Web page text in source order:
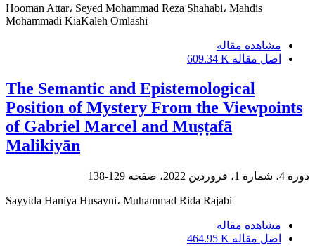
Hooman Attar، Seyed Mohammad Reza Shahabi، Mahdis
Mohammadi KiaKaleh Omlashi
مشاهده مقاله
اصل مقاله 609.34 K
The Semantic and Epistemological
Position of Mystery From the Viewpoints
of Gabriel Marcel and Muṣṭafā
Malikiyān
دوره 4، شماره 1، فروردین 2022، صفحه 129-138
Sayyida Haniya Husayni، Muhammad Rida Rajabi
مشاهده مقاله
اصل مقاله 464.95 K